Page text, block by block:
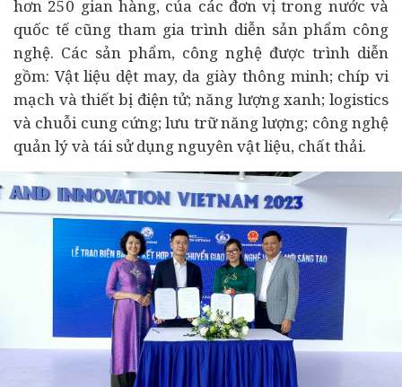
hơn 250 gian hàng, của các đơn vị trong nước và
quốc tế cũng tham gia trình diễn sản phẩm công
nghệ. Các sản phẩm, công nghệ được trình diễn
gồm: Vật liệu dệt may, da giày thông minh; chíp vi
mạch và thiết bị điện tử; năng lượng xanh; logistics
và chuỗi cung cứng; lưu trữ năng lượng; công nghệ
quản lý và tái sử dụng nguyên vật liệu, chất thải.